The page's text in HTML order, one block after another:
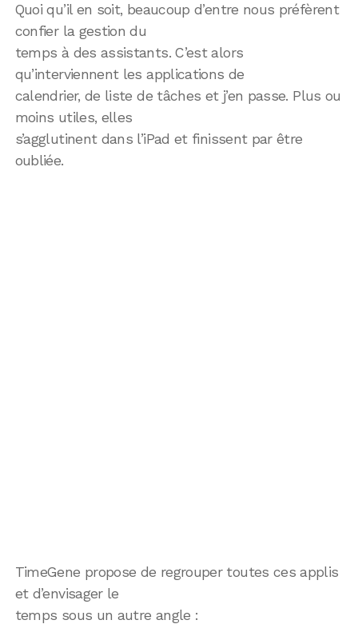
Quoi qu’il en soit, beaucoup d’entre nous préfèrent
confier la gestion du
temps à des assistants. C’est alors
qu’interviennent les applications de
calendrier, de liste de tâches et j’en passe. Plus ou
moins utiles, elles
s’agglutinent dans l’iPad et finissent par être
oubliée.
TimeGene propose de regrouper toutes ces applis
et d’envisager le
temps sous un autre angle :